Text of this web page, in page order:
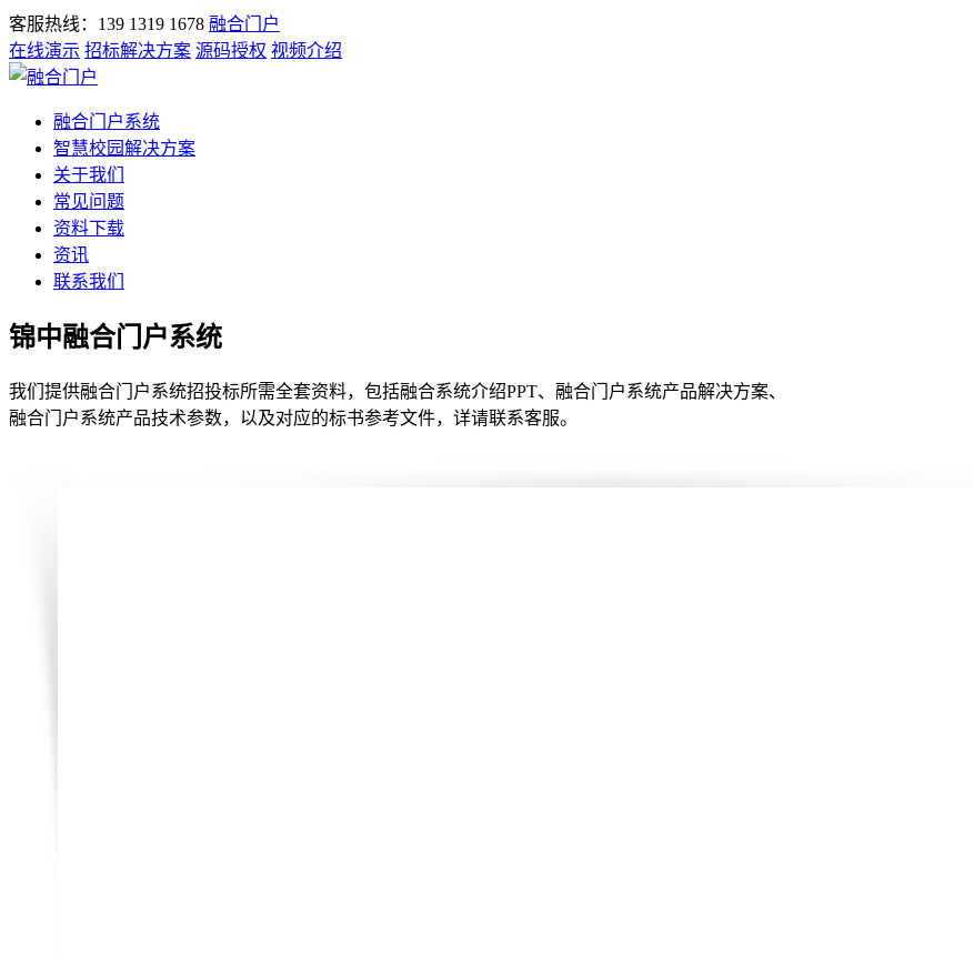
客服热线：139 1319 1678 融合门户
在线演示 招标解决方案 源码授权 视频介绍
融合门户系统
智慧校园解决方案
关于我们
常见问题
资料下载
资讯
联系我们
锦中融合门户系统
我们提供融合门户系统招投标所需全套资料，包括融合系统介绍PPT、融合门户系统产品解决方案、
融合门户系统产品技术参数，以及对应的标书参考文件，详请联系客服。